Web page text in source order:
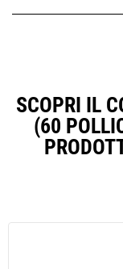
SCOPRI IL
(60